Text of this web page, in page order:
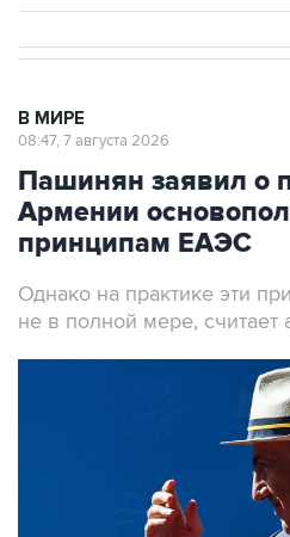
В МИРЕ
08:47, 7 августа 2026
Пашинян заявил о
Армении
принципам ЕАЭС
Однако на практике эти
не в полной мере,